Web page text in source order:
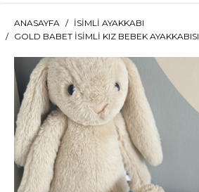
ANASAYFA
İSIMLI AYAKKABI
GOLD BABET İSIMLI KIZ BEBEK AYAKKABISI